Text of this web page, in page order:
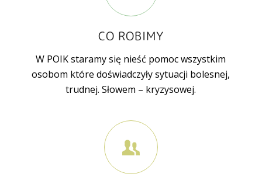
CO ROBIMY
W POIK staramy się nieść pomoc wszystkim
osobom które doświadczyły sytuacji bolesnej,
trudnej. Słowem – kryzysowej.